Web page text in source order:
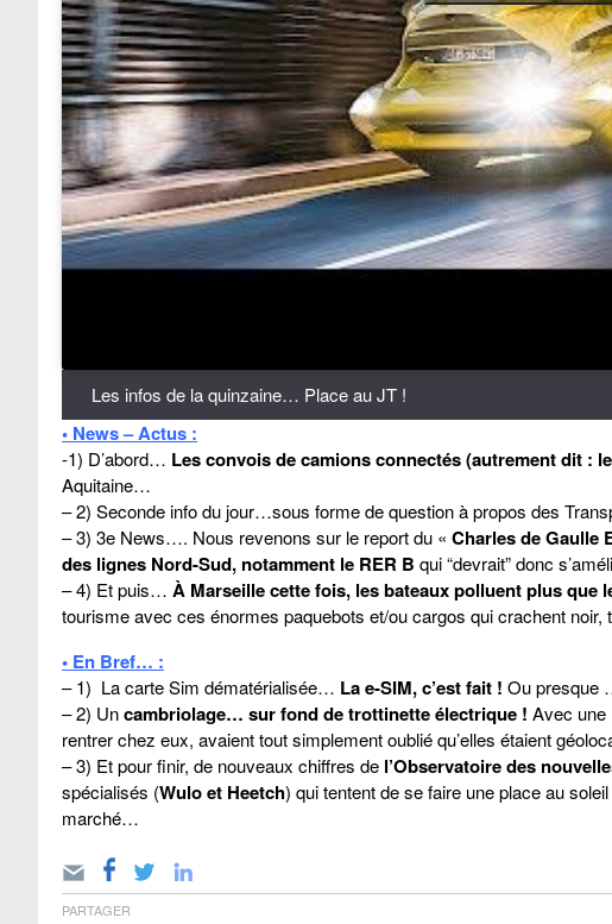
Les infos de la quinzaine… Place au JT !
• News – Actus :
-1) D’abord… Les convois de camions connectés (autrement dit :
Aquitaine…
– 2) Seconde info du jour…sous forme de question à propos des
– 3) 3e News…. Nous revenons sur le report du « Charles de Gaulle
des lignes Nord-Sud, notamment le RER B qui “devrait” donc
– 4) Et puis… À Marseille cette fois, les bateaux polluent plus que
tourisme avec ces énormes paquebots et/ou cargos qui crachent noir,
• En Bref… :
– 1) La carte Sim dématérialisée… La e-SIM, c’est fait ! Ou presque
– 2) Uncambriolage… sur fond de trottinette électrique ! Avec une
rentrer chez eux, avaient tout simplement oublié qu’elles étaient
– 3) Et pour finir, de nouveaux chiffres de l’Observatoire des
spécialisés (Wulo et Heetch) qui tentent de se faire une place au
marché…
PARTAGER